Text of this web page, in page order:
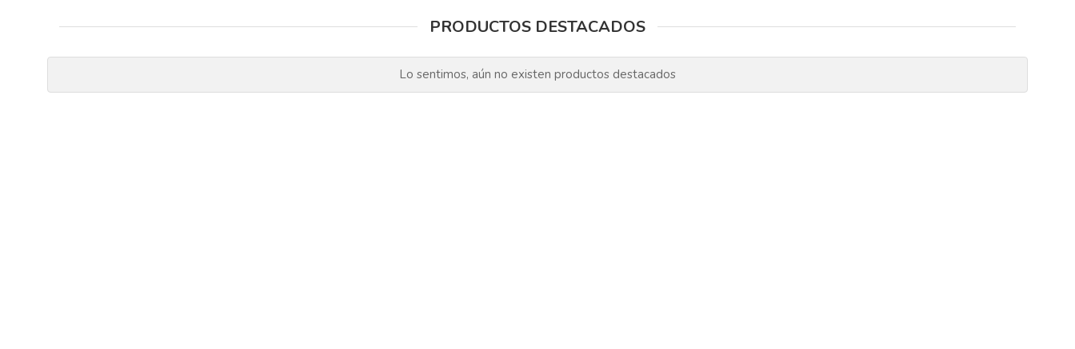
PRODUCTOS DESTACADOS
Lo sentimos, aún no existen productos destacados